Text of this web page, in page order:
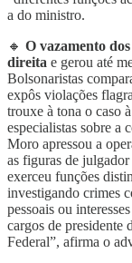
a do ministro.
🔸 O vazamento
direita e gerou até
Bolsonaristas
expôs violações
trouxe à tona o caso
especialistas sobre a
Moro apressou a
as figuras de
exerceu funções
investigando crimes
pessoais ou
cargos de presidente
Federal”, afirma o